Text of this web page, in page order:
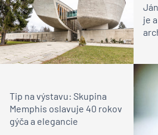
je
Tip na výstavu: Skupina
Memphis oslavuje 40 rokov
gýča a elegancie